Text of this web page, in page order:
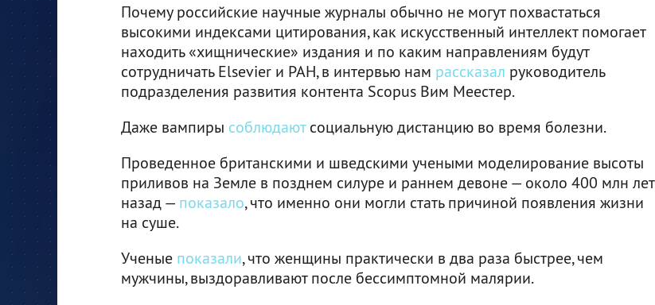
Почему российские научные журналы обычно не могут похвастаться
высокими индексами цитирования, как искусственный интеллект помогает
находить «хищнические» издания и по каким направлениям будут
сотрудничать Elsevier и РАН, в интервью нам рассказал руководитель
подразделения развития контента Scopus Вим Меестер.
Даже вампиры соблюдаютсоциальную дистанцию во время болезни.
Проведенное британскими и шведскими учеными моделирование высоты
приливов на Земле в позднем силуре и раннем девоне — около 400 млн лет
назад — показало, что именно они могли стать причиной появления жизни
на суше.
Ученые показали, что женщины практически в два раза быстрее, чем
мужчины, выздоравливают после бессимптомной малярии.